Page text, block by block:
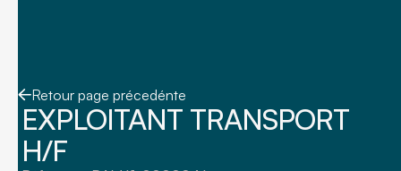
Retour page précedénte
EXPLOITANT TRANSPORT
H/F